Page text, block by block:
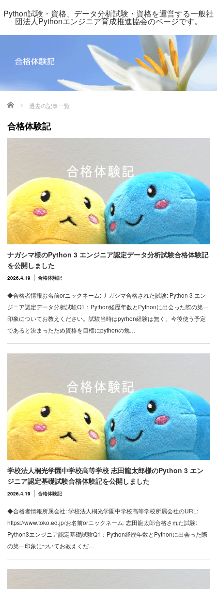
Python試験・資格、データ分析試験・資格を運営する一般社
団法人Pythonエンジニア育成推進協会のページです。
ホーム 過去の記事一覧
合格体験記
ナガシマ様のPython 3 エンジニア認定データ分析試験合格体験記
を公開しました
2026.4.19 合格体験記
◆合格者情報お名前orニックネーム: ナガシマ合格された試験: Python 3 エン
ジニア認定データ分析試験Q1：Python経歴年数とPythonに出会った際の第一
印象についてお教えください。試験当時はpyrhon経験は無く、今後使う予定
であると決まったため資格を目標にpythonの勉…
学校法人桐光学園中学校高等学校 志田龍太郎様のPython 3 エン
ジニア認定基礎試験合格体験記を公開しました
2026.4.19 合格体験記
◆合格者情報所属会社: 学校法人桐光学園中学校高等学校所属会社のURL:
https://www.toko.ed.jp/お名前orニックネーム: 志田龍太郎合格された試験:
Python3エンジニア認定基礎試験Q1：Python経歴年数とPythonに出会った際
の第一印象についてお教えくだ…